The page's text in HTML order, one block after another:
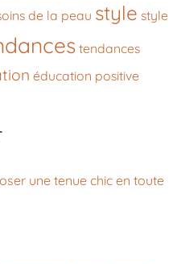
de la peau style style
tendances
éducation positive
une tenue chic en toute